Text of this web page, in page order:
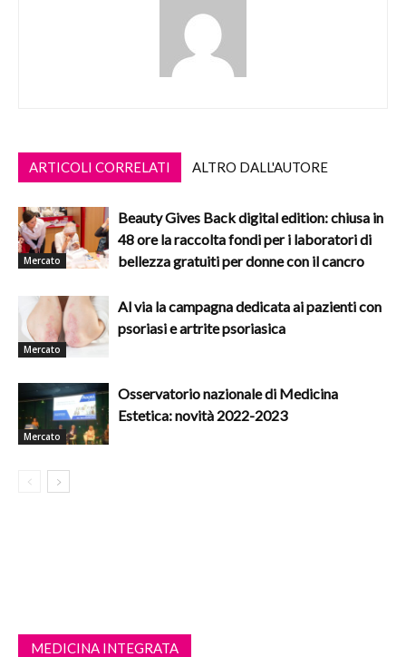
ARTICOLI CORRELATI ALTRO DALL'AUTORE
Mercato
Beauty Gives Back digital edition: chiusa in
48 ore la raccolta fondi per i laboratori di
bellezza gratuiti per donne con il cancro
Mercato
Al via la campagna dedicata ai pazienti con
psoriasi e artrite psoriasica
Mercato
Osservatorio nazionale di Medicina
Estetica: novità 2022-2023
MEDICINA INTEGRATA